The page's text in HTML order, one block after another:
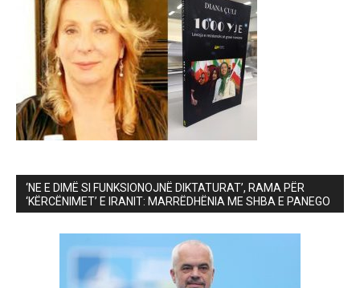
‘NE E DIMË SI FUNKSIONOJNË DIKTATURAT’, RAMA PËR
‘KËRCËNIMET’ E IRANIT: MARRËDHËNIA ME SHBA E PANEGO